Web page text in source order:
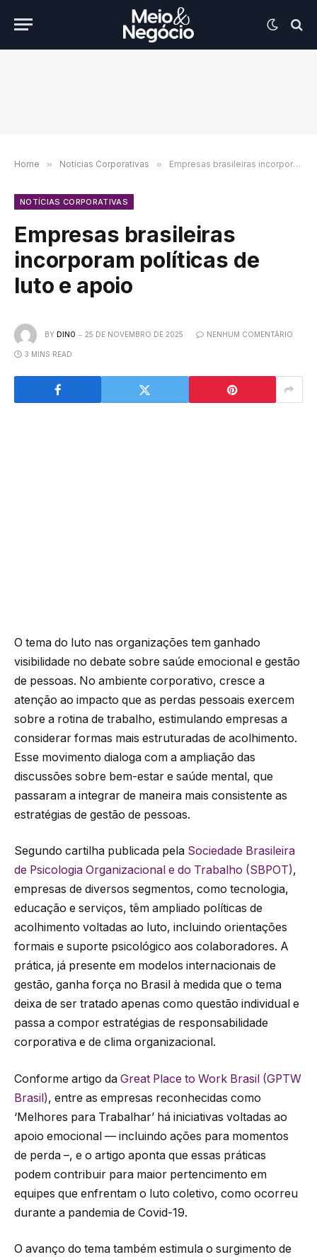
Home » Notícias Corporativas » Empresas brasileiras incorporam políticas de luto e apoio
NOTÍCIAS CORPORATIVAS
Empresas brasileiras
incorporam políticas de
luto e apoio
BY DINO 25 DE NOVEMBRO DE 2025 NENHUM COMENTÁRIO
3 MINS READ
O tema do luto nas organizações tem ganhado
visibilidade no debate sobre saúde emocional e gestão
de pessoas. No ambiente corporativo, cresce a
atenção ao impacto que as perdas pessoais exercem
sobre a rotina de trabalho, estimulando empresas a
considerar formas mais estruturadas de acolhimento.
Esse movimento dialoga com a ampliação das
discussões sobre bem-estar e saúde mental, que
passaram a integrar de maneira mais consistente as
estratégias de gestão de pessoas.
Segundo cartilha publicada pela Sociedade Brasileira
de Psicologia Organizacional e do Trabalho (SBPOT),
empresas de diversos segmentos, como tecnologia,
educação e serviços, têm ampliado políticas de
acolhimento voltadas ao luto, incluindo orientações
formais e suporte psicológico aos colaboradores. A
prática, já presente em modelos internacionais de
gestão, ganha força no Brasil à medida que o tema
deixa de ser tratado apenas como questão individual e
passa a compor estratégias de responsabilidade
corporativa e de clima organizacional.
Conforme artigo da Great Place to Work Brasil (GPTW
Brasil), entre as empresas reconhecidas como
‘Melhores para Trabalhar’ há iniciativas voltadas ao
apoio emocional — incluindo ações para momentos
de perda –, e o artigo aponta que essas práticas
podem contribuir para maior pertencimento em
equipes que enfrentam o luto coletivo, como ocorreu
durante a pandemia de Covid-19.
O avanço do tema também estimula o surgimento de